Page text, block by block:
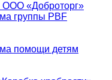
ООО «Доброторг»
группы PBF
помощи детям